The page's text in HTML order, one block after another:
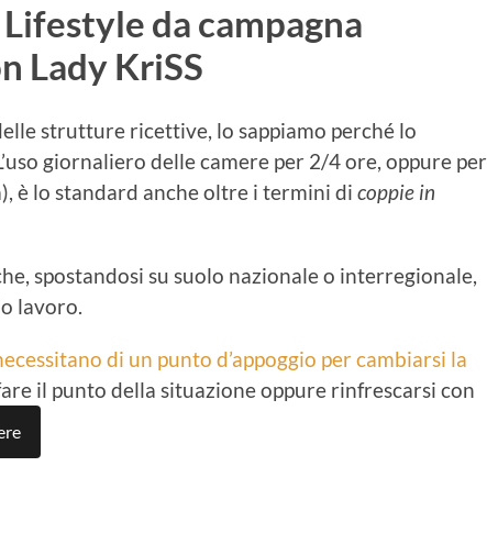
da campagna
Lady KriSS
strutture ricettive, lo sappiamo perché lo
giornaliero delle camere per 2/4 ore, oppure per
è lo standard anche oltre i termini di coppie in
spostandosi su suolo nazionale o interregionale,
lavoro.
di un punto d’appoggio per cambiarsi la
il punto della situazione oppure rinfrescarsi con